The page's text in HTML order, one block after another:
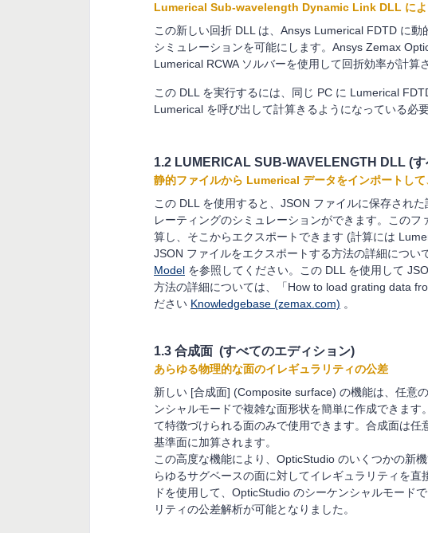
Lumerical Sub-wavelength Dynamic Link DLL によ
この新しい回折 DLL は、Ansys Lumerical FDTD に
シミュレーションを可能にします。Ansys Zemax
Lumerical RCWA ソルバーを使用して回折効率が計算
この DLL を実行するには、同じ PC に Lumerical
Lumerical を呼び出して計算きるようになっている必要
1.2 LUMERICAL SUB-WAVELENGTH DLL (
静的ファイルから Lumerical データをインポートし
この DLL を使用すると、JSON ファイルに保存され
レーティングのシミュレーションができます。この
算し、そこからエクスポートできます (計算には
JSON ファイルをエクスポートする方法の詳細につい
Model を参照してください。この DLL を使用して
方法の詳細については、「How to load grating data
ださい Knowledgebase (zemax.com) 。
1.3 合成面 (すべてのエディション)
あらゆる物理的な面のイレギュラリティの公差
新しい [合成面] (Composite surface) の機能は、任意
ンシャルモードで複雑な面形状を簡単に作成できま
て特徴づけられる面のみで使用できます。合成面は
基準面に加算されます。
この高度な機能により、OpticStudio のいくつかの新
らゆるサグベースの面に対してイレギュラリティを
ドを使用して、OpticStudio のシーケンシャルモード
リティの公差解析が可能となりました。